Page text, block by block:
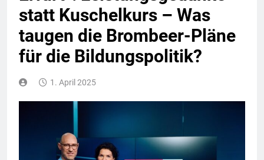
statt Kuschelkurs – Was
taugen die Brombeer-Pläne
für die Bildungspolitik?
1. April 2025